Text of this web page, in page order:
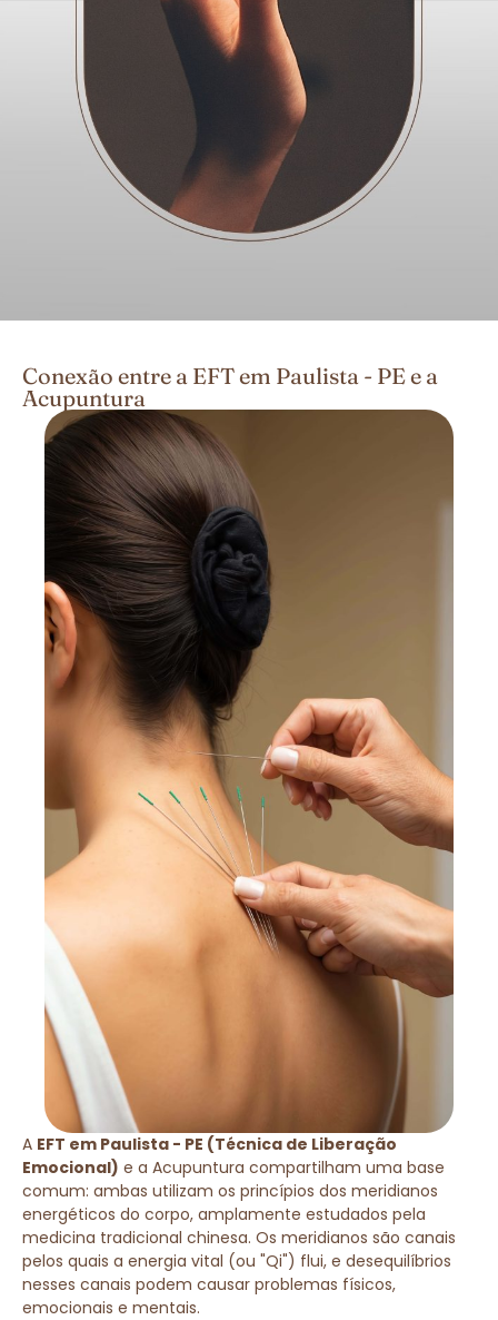
Conexão entre a EFT em Paulista - PE e a
Acupuntura
A EFT em Paulista - PE (Técnica de Liberação
Emocional) e a Acupuntura compartilham uma base
comum: ambas utilizam os princípios dos meridianos
energéticos do corpo, amplamente estudados pela
medicina tradicional chinesa. Os meridianos são canais
pelos quais a energia vital (ou "Qi") flui, e desequilíbrios
nesses canais podem causar problemas físicos,
emocionais e mentais.